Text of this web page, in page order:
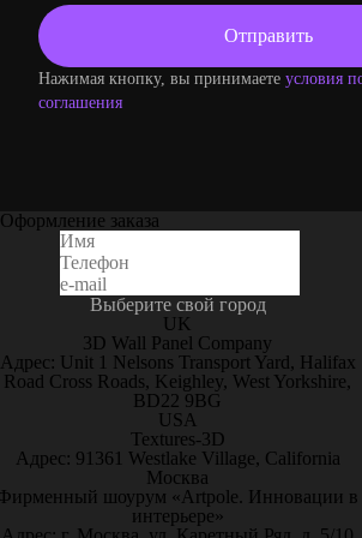
Нажимая кнопку, вы принимаете условия
соглашения
Оформление заказа
Выберите свой город
UK
3D Wall Panel Company
Адрес: Unit 1 Nelsons Transport Yard, Halifax
Road Cross Roads, Keighley, West Yorkshire,
BD22 9BG
USA
Textures-3D
Адрес: 91361 Westlake Village, California
Москва
шоурум «Artpole. Инновации в
интерьере»